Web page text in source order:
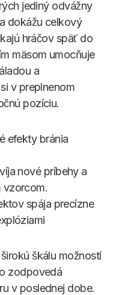
jediný odvážny
dokážu celkový
hráčov späť do
mäsom umocňuje
a
v preplnenom
pozíciu.
efekty bránia
nové príbehy a
vzorcom.
spája precízne
škálu možností
zodpovedá
v poslednej dobe.